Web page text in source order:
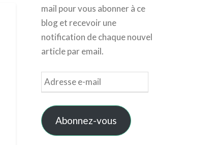
mail pour vous abonner à ce
blog et recevoir une
notification de chaque nouvel
article par email.
Adresse
e-
mail
Abonnez-vous